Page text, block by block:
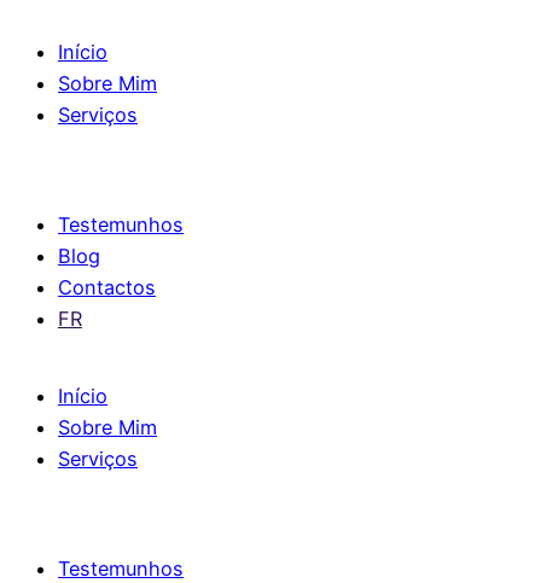
Início
Sobre Mim
Serviços
Testemunhos
Blog
Contactos
FR
Início
Sobre Mim
Serviços
Testemunhos